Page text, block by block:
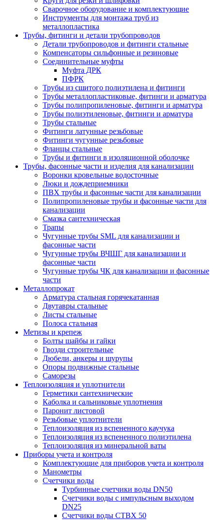
Сварочное оборудование и комплектующие
Инструменты для монтажа труб из
металлопластика
Трубы, фитинги и детали трубопроводов
Детали трубопроводов и фитинги стальные
Компенсаторы сильфонные и резиновые
Соединительные муфты
Муфта ДРК
ПФРК
Трубы из сшитого полиэтилена и фитинги
Трубы металлопластиковые, фитинги и арматура
Трубы полипропиленовые, фитинги и арматура
Трубы полиэтиленовые, фитинги и арматура
Трубы стальные
Фитинги латунные резьбовые
Фитинги чугунные резьбовые
Фланцы стальные
Трубы и фитинги в изоляционной оболочке
Трубы, фасонные части и изделия для канализации
Воронки кровельные водосточные
Люки и дождеприемники
ПВХ трубы и фасонные части для канализации
Полипропиленовые трубы и фасонные части для
канализации
Смазка сантехническая
Трапы
Чугунные трубы SML для канализации и
фасонные части
Чугунные трубы ВЧШГ для канализации и
фасонные части
Чугунные трубы ЧК для канализации и фасонные
части
Металлопрокат
Арматура стальная горячекатанная
Двутавры стальные
Листы стальные
Полоса стальная
Метизы и крепеж
Болты шайбы и гайки
Гвозди строительные
Дюбели, анкеры и шурупы
Опоры подвижные стальные
Саморезы
Теплоизоляция и уплотнители
Герметики сантехнические
Каболка и сальниковые уплотнения
Паронит листовой
Резьбовые уплотнители
Теплоизоляция из вспененного каучука
Теплоизоляция из вспененного полиэтилена
Теплоизоляция из минеральной ваты
Приборы учета и контроля
Комплектующие для приборов учета и контроля
Манометры
Счетчики воды
Турбинные счетчики воды DN50
Счетчики воды с импульсным выходом
DN25
Счетчики воды СТВХ 50